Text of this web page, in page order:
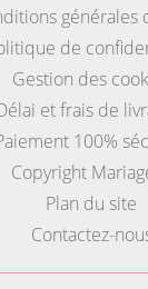
générales
de
Gestion des
et frais de
100%
Copyright
Plan du site
Contactez-